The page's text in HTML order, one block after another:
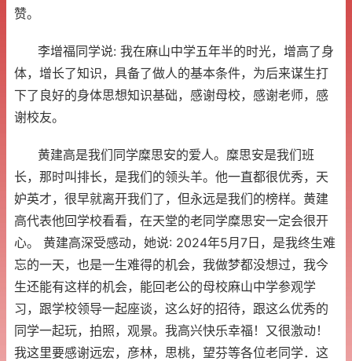
赞。
李增福同学说: 我在麻山中学五年半的时光，增高了身
体，增长了知识，具备了做人的基本条件，为后来谋生打
下了良好的身体思想知识基础，感谢母校，感谢老师，感
谢校友。
黄建高是我们同学糜思安的爱人。糜思安是我们班
长，那时叫排长，是我们的领头羊。他一直都很优秀，天
妒英才，很早就离开我们了，但永远是我们的榜样。黄建
高代表他回学校看看，在天堂的老同学糜思安一定会很开
心。 黄建高深受感动，她说: 2024年5月7日，是我终生难
忘的一天，也是一生难得的机会，我做梦都没想过，我今
生还能有这样的机会，能回老公的母校麻山中学参观学
习，跟学校领导一起座谈，这么好的招待，跟这么优秀的
同学一起玩，拍照，观景。我高兴快乐幸福！又很激动！
我这里要感谢远宏，彦林，思桃，望芬等各位老同学．这